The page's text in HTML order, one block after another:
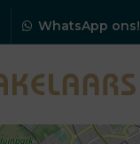
WhatsApp ons!